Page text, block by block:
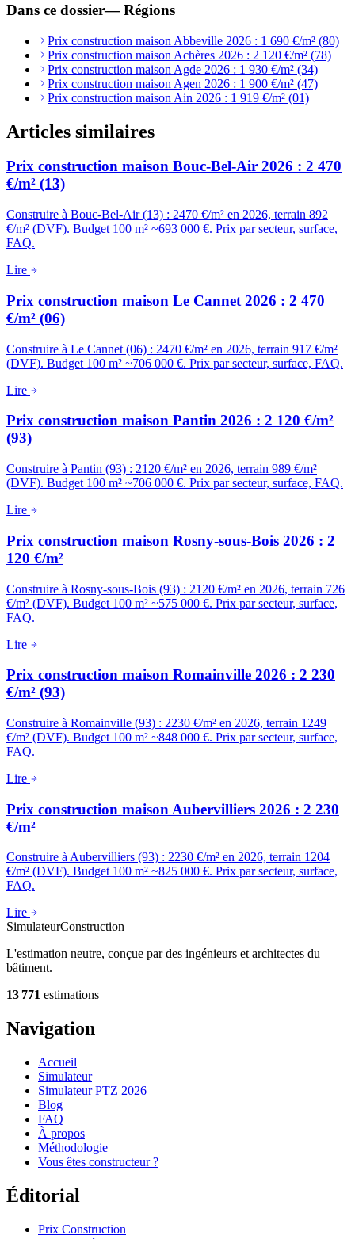
Dans ce dossier—Régions
Prix construction maison Abbeville 2026 : 1 690 €/m² (80)
Prix construction maison Achères 2026 : 2 120 €/m² (78)
Prix construction maison Agde 2026 : 1 930 €/m² (34)
Prix construction maison Agen 2026 : 1 900 €/m² (47)
Prix construction maison Ain 2026 : 1 919 €/m² (01)
Articles similaires
Prix construction maison Bouc-Bel-Air 2026 : 2 470
€/m² (13)
Construire à Bouc-Bel-Air (13) : 2470 €/m² en 2026, terrain 892
€/m² (DVF). Budget 100 m² ~693 000 €. Prix par secteur, surface,
FAQ.
Lire
Prix construction maison Le Cannet 2026 : 2 470
€/m² (06)
Construire à Le Cannet (06) : 2470 €/m² en 2026, terrain 917 €/m²
(DVF). Budget 100 m² ~706 000 €. Prix par secteur, surface, FAQ.
Lire
Prix construction maison Pantin 2026 : 2 120 €/m²
(93)
Construire à Pantin (93) : 2120 €/m² en 2026, terrain 989 €/m²
(DVF). Budget 100 m² ~706 000 €. Prix par secteur, surface, FAQ.
Lire
Prix construction maison Rosny-sous-Bois 2026 : 2
120 €/m²
Construire à Rosny-sous-Bois (93) : 2120 €/m² en 2026, terrain 726
€/m² (DVF). Budget 100 m² ~575 000 €. Prix par secteur, surface,
FAQ.
Lire
Prix construction maison Romainville 2026 : 2 230
€/m² (93)
Construire à Romainville (93) : 2230 €/m² en 2026, terrain 1249
€/m² (DVF). Budget 100 m² ~848 000 €. Prix par secteur, surface,
FAQ.
Lire
Prix construction maison Aubervilliers 2026 : 2 230
€/m²
Construire à Aubervilliers (93) : 2230 €/m² en 2026, terrain 1204
€/m² (DVF). Budget 100 m² ~825 000 €. Prix par secteur, surface,
FAQ.
Lire
SimulateurConstruction
L'estimation neutre, conçue par des ingénieurs et architectes du
bâtiment.
13 771 estimations
Navigation
Accueil
Simulateur
Simulateur PTZ 2026
Blog
FAQ
À propos
Méthodologie
Vous êtes constructeur ?
Éditorial
Prix Construction